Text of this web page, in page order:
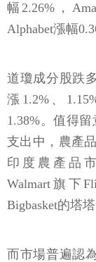
幅2.26%，
Alphabet漲幅
道瓊成分股跌
漲1.2%、
1.38%。值得
支出中，農產
印度農產品市
Walmart旗下
Bigbasket的塔
而市場普遍認